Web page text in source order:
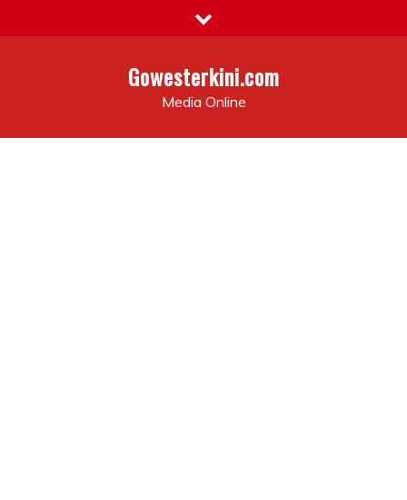
to
Gowesterkini.com
Media Online